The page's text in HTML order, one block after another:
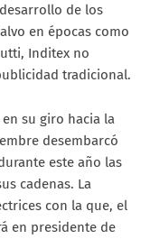
de los
en épocas como
Inditex no
tradicional.
su giro hacia la
desembarcó
este año las
cadenas. La
con la que, el
en presidente de